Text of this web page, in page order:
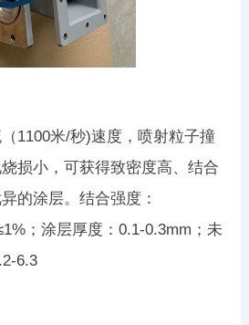
1100米/秒)速度，喷射粒子撞
损小，可获得致密度高、结合
的涂层。结合强度：
；涂层厚度：0.1-0.3mm；未
6.3